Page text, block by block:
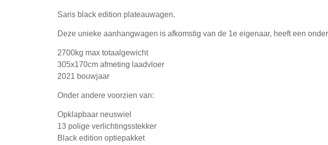
Saris black edition plateauwagen.
Deze unieke aanhangwagen is afkomstig van de 1e eigenaar, heeft een
2700kg max totaalgewicht
305x170cm afmeting laadvloer
2021 bouwjaar
Onder andere voorzien van:
Opklapbaar neuswiel
13 polige verlichtingsstekker
Black edition optiepakket